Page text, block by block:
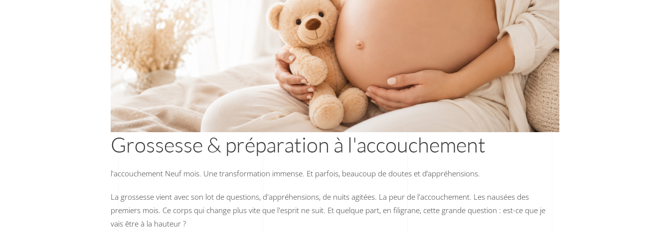
Grossesse & préparation à l'accouchement
l'accouchement Neuf mois. Une transformation immense. Et parfois, beaucoup de doutes et d’appréhensions.
La grossesse vient avec son lot de questions, d'appréhensions, de nuits agitées. La peur de l'accouchement. Les nausées des
premiers mois. Ce corps qui change plus vite que l'esprit ne suit. Et quelque part, en filigrane, cette grande question : est-ce que je
vais être à la hauteur ?